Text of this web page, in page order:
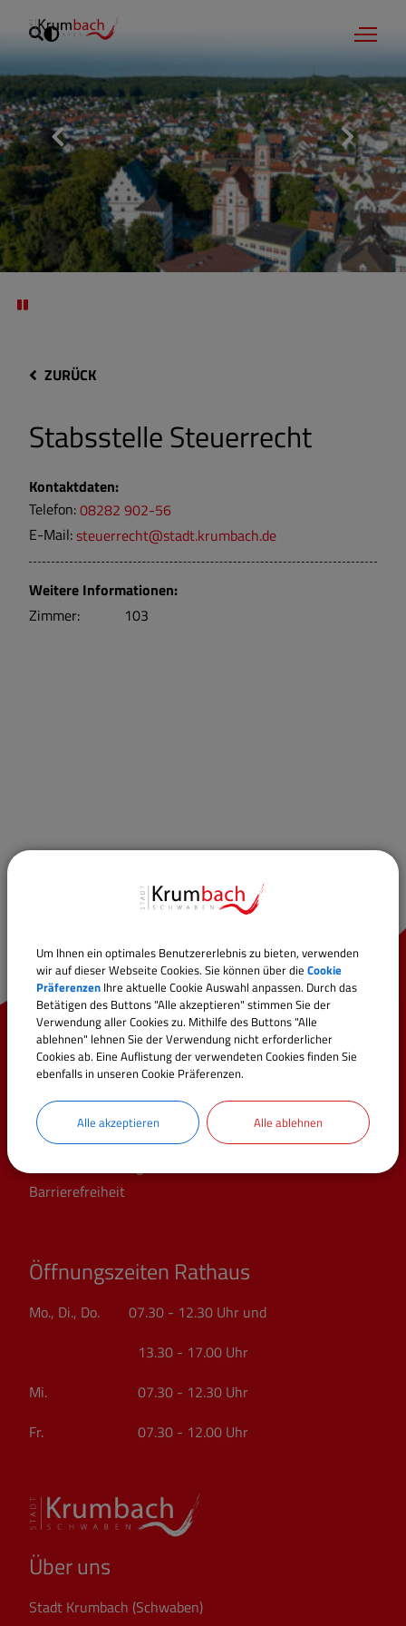
ZURÜCK
Stabsstelle Steuerrecht
Kontaktdaten:
Telefon:08282 902-56
E-Mail:steuerrecht@stadt.krumbach.de
Weitere Informationen:
Zimmer:
103
Schnellzugriff
Stellenangebote
Veranstaltungen
Barrierefreiheit
Öffnungszeiten Rathaus
Mo., Di., Do. 07.30 - 12.30 Uhr und
13.30 - 17.00 Uhr
Mi. 07.30 - 12.30 Uhr
Fr. 07.30 - 12.00 Uhr
Über uns
Stadt Krumbach (Schwaben)
Um Ihnen ein optimales Benutzererlebnis zu bieten, verwenden
wir auf dieser Webseite Cookies. Sie können über die Cookie
Präferenzen Ihre aktuelle Cookie Auswahl anpassen. Durch das
Betätigen des Buttons "Alle akzeptieren" stimmen Sie der
Verwendung aller Cookies zu. Mithilfe des Buttons "Alle
ablehnen" lehnen Sie der Verwendung nicht erforderlicher
Cookies ab. Eine Auflistung der verwendeten Cookies finden Sie
ebenfalls in unseren Cookie Präferenzen.
Alle akzeptieren Alle ablehnen